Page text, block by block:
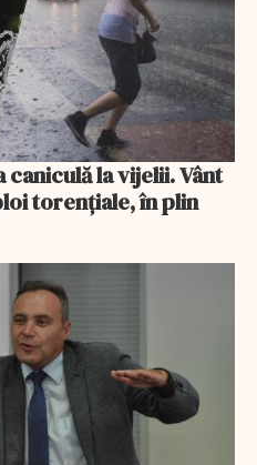
la vijelii. Vânt
torențiale, în plin